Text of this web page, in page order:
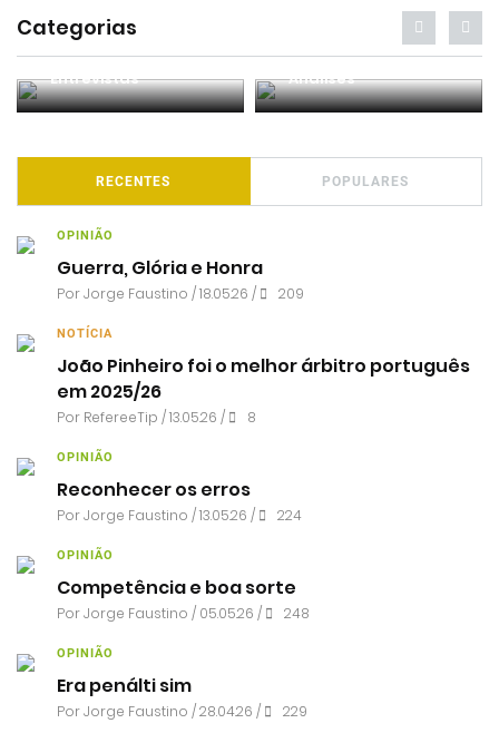
Categorias
Entrevistas Análises
RECENTES POPULARES
OPINIÃO
Guerra, Glória e Honra
PorJorge Faustino / 18.05.26 / 209
NOTÍCIA
João Pinheiro foi o melhor árbitro português
em 2025/26
Por RefereeTip / 13.05.26 / 8
OPINIÃO
Reconhecer os erros
PorJorge Faustino / 13.05.26 / 224
OPINIÃO
Competência e boa sorte
PorJorge Faustino / 05.05.26 / 248
OPINIÃO
Era penálti sim
PorJorge Faustino / 28.04.26 / 229